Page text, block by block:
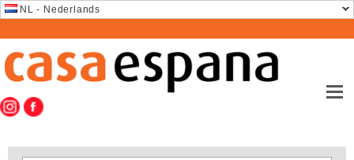
NL - Nederlands